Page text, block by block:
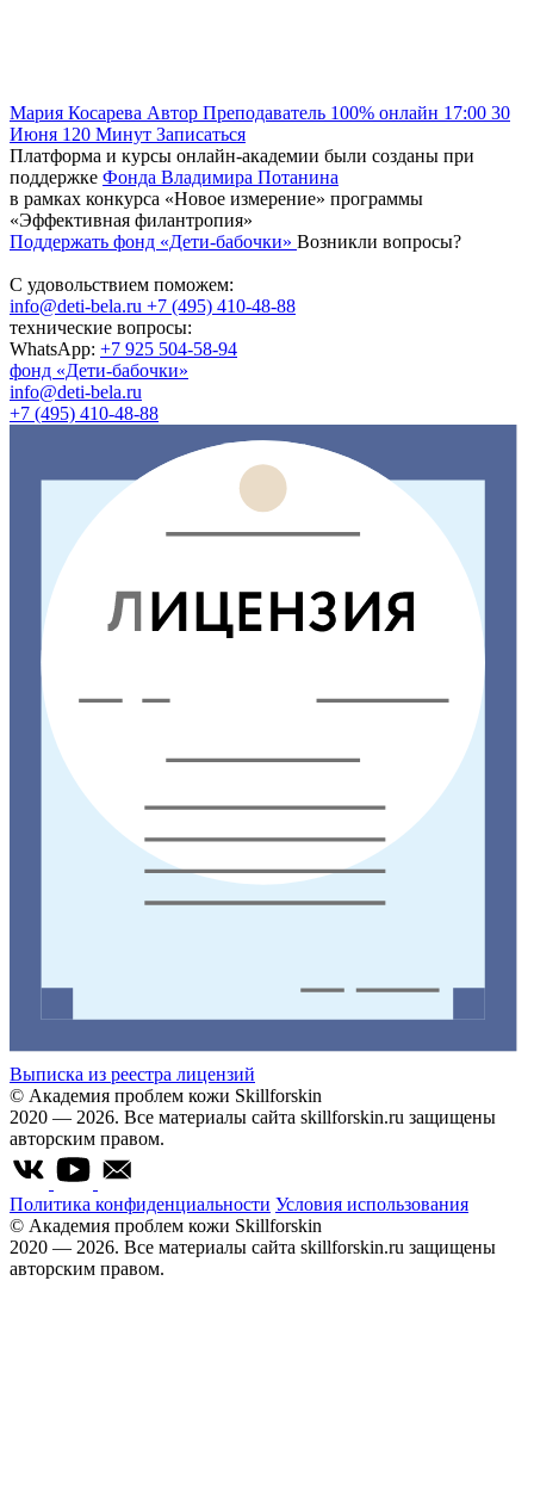
Мария Косарева Автор Преподаватель 100% онлайн 17:00 30
Июня 120 Минут Записаться
Платформа и курсы онлайн-академии были созданы при
поддержке Фонда Владимира Потанина
в рамках конкурса «Новое измерение» программы
«Эффективная филантропия»
Поддержать фонд «Дети-бабочки» Возникли вопросы?
С удовольствием поможем:
info@deti-bela.ru +7 (495) 410-48-88
технические вопросы:
WhatsApp: +7 925 504-58-94
фонд «Дети-бабочки»
info@deti-bela.ru
+7 (495) 410-48-88
Выписка из реестра лицензий
© Академия проблем кожи Skillforskin
2020 — 2026. Все материалы сайта skillforskin.ru защищены
авторским правом.
Политика конфиденциальности Условия использования
© Академия проблем кожи Skillforskin
2020 — 2026. Все материалы сайта skillforskin.ru защищены
авторским правом.